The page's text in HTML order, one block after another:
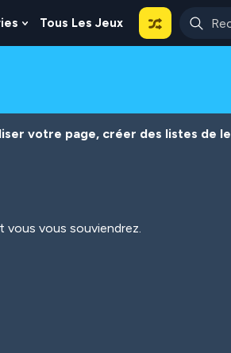
Show
Submenu
Tous Les Jeux
votre page, créer des listes de
vous vous souviendrez.